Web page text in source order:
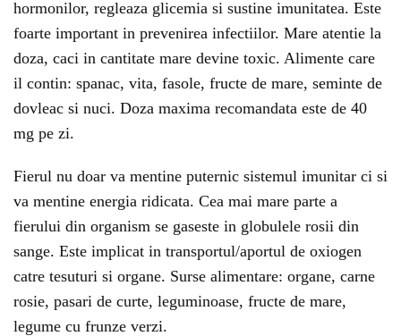
hormonilor, regleaza glicemia si sustine imunitatea. Este
foarte important in prevenirea infectiilor. Mare atentie la
doza, caci in cantitate mare devine toxic. Alimente care
il contin: spanac, vita, fasole, fructe de mare, seminte de
dovleac si nuci. Doza maxima recomandata este de 40
mg pe zi.
Fierul nu doar va mentine puternic sistemul imunitar ci si
va mentine energia ridicata. Cea mai mare parte a
fierului din organism se gaseste in globulele rosii din
sange. Este implicat in transportul/aportul de oxiogen
catre tesuturi si organe. Surse alimentare: organe, carne
rosie, pasari de curte, leguminoase, fructe de mare,
legume cu frunze verzi.